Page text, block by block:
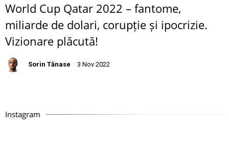
World Cup Qatar 2022 – fantome,
miliarde de dolari, corupție și ipocrizie.
Vizionare plăcută!
Sorin Tănase 3 Nov 2022
Instagram